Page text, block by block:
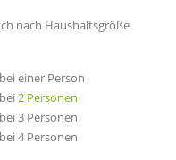
nach Haushaltsgröße
einer Person
2 Personen
3 Personen
4 Personen